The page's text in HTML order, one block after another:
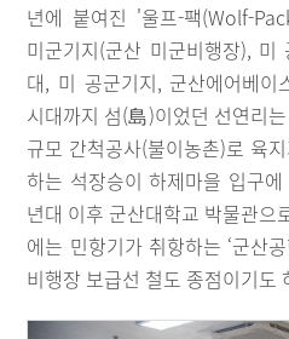
년에 붙여진 '울프-팩(Wolf-
미군기지(군산 미군비행장),
대, 미 공군기지, 군산에어베
시대까지 섬(島)이었던 선연리
규모 간척공사(불이농촌)로 육
하는 석장승이 하제마을 입구
년대 이후 군산대학교 박물관으
에는 민항기가 취항하는 ‘군산
비행장 보급선 철도 종점이기도